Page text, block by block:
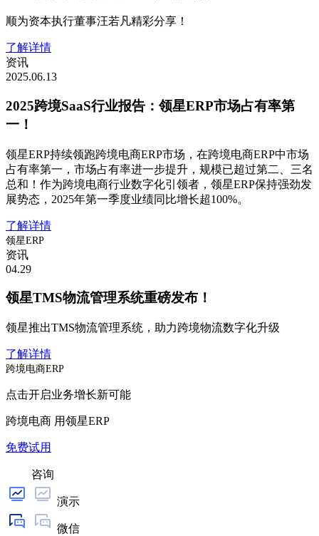
顺为资本执行董事汪若凡精彩分享！
了解详情
资讯
2025.06.13
2025跨境SaaS行业报告：领星ERP市场占有率第
一！
领星ERP持续领跑跨境电商ERP市场，在跨境电商ERP中市场
占有率第一，市场占有率进一步提升，规模已超过第二、三名
总和！作为跨境电商行业数字化引领者，领星ERP保持强劲发
展势态，2025年第一季度业绩同比增长超100%。
了解详情
领星ERP
资讯
04.29
领星TMS物流管理系统重磅发布！
领星推出TMS物流管理系统，助力跨境物流数字化升级
了解详情
跨境电商ERP
点击开启业务增长新可能
跨境电商 用领星ERP
免费试用
咨询
演示
微信